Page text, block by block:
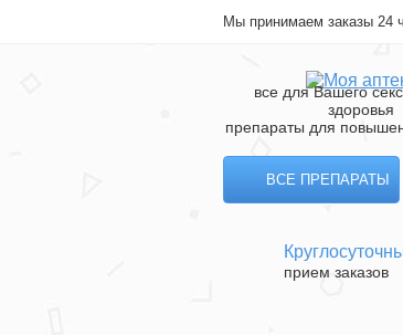
Мы принимаем заказы 24
все для Вашего
здоровья
препараты для
ВСЕ ПРЕПАРАТЫ
прием заказов